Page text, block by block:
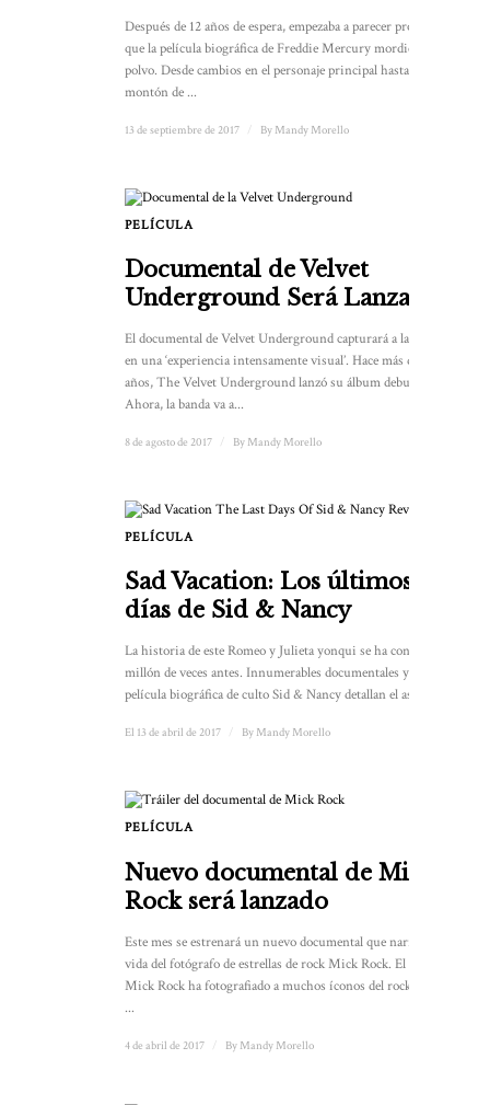
Después de 12 años de espera, empezaba a parecer probable
que la película biográfica de Freddie Mercury mordiera el
polvo. Desde cambios en el personaje principal hasta un
montón de ...
13 de septiembre de 2017 By Mandy Morello
PELÍCULA
Documental de Velvet
Underground Será Lanzado
El documental de Velvet Underground capturará a la banda
en una ‘experiencia intensamente visual’. Hace más de 50
años, The Velvet Underground lanzó su álbum debut.
Ahora, la banda va a...
8 de agosto de 2017 By Mandy Morello
PELÍCULA
Sad Vacation: Los últimos
días de Sid & Nancy
La historia de este Romeo y Julieta yonqui se ha contado un
millón de veces antes. Innumerables documentales y la
película biográfica de culto Sid & Nancy detallan el ascenso...
El 13 de abril de 2017 By Mandy Morello
PELÍCULA
Nuevo documental de Mick
Rock será lanzado
Este mes se estrenará un nuevo documental que narra la
vida del fotógrafo de estrellas de rock Mick Rock. El infame
Mick Rock ha fotografiado a muchos íconos del rock ‘n’ roll
...
4 de abril de 2017 By Mandy Morello